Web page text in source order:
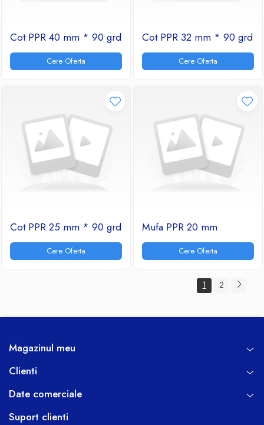
Cot PPR 40 mm * 90 grd
Cere Oferta
Cot PPR 32 mm * 90 grd
Cere Oferta
Cot PPR 25 mm * 90 grd
Cere Oferta
Mufa PPR 20 mm
Cere Oferta
1 2
Magazinul meu
Clienti
Date comerciale
Suport clienti